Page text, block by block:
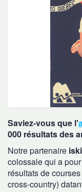
Saviez-vous que l'
000 résultats des
Notre partenaire
colossale qui a
résultats de
cross-country)